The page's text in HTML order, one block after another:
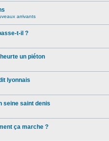
arrivants
t-il ?
un piéton
lyonnais
seine saint denis
ça marche ?